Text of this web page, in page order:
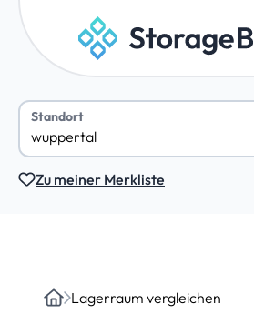
Standort
Zu meiner Merkliste
Lagerraum vergleichen